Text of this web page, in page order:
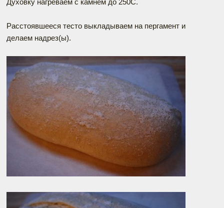
Духовку нагреваем с камнем до 250С.
Расстоявшееся тесто выкладываем на пергамент и
делаем надрез(ы).